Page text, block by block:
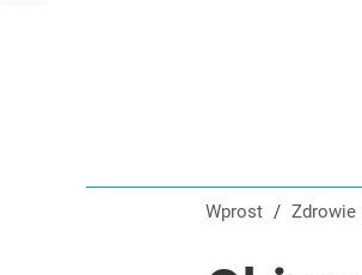
Wprost / Zdrowie